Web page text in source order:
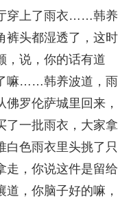
穿上了雨衣……韩养
裤头都湿透了，这时
，说，你的话有道
嘛……韩养波道，雨
罗伦萨城里回来，
了一批雨衣，大家拿
白色雨衣里头挑了只
走，你说这件是留给
，你脑子好的嘛，